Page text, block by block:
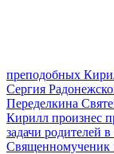
преподобных
Сергия
Переделкина
Кирилл произнес
задачи родителей
Священномученик